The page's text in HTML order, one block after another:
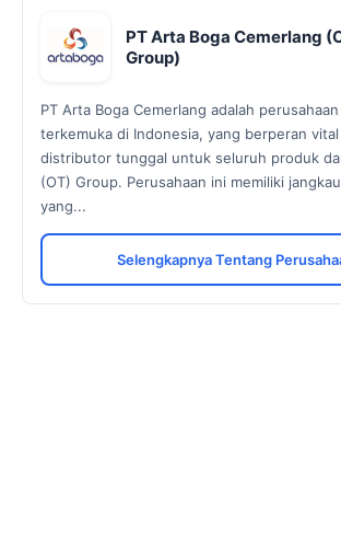
PT Arta Boga Cemerlang
Group)
PT Arta Boga Cemerlang adalah
terkemuka di Indonesia, yang berperan vital
distributor tunggal untuk seluruh produk
(OT) Group. Perusahaan ini memiliki
yang...
Selengkapnya Tentang